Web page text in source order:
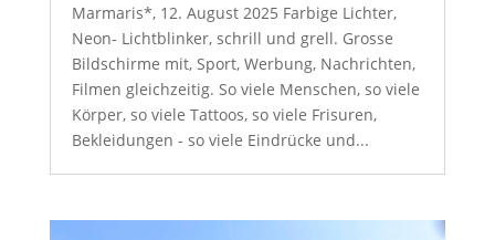
Marmaris*, 12. August 2025 Farbige Lichter,
Neon- Lichtblinker, schrill und grell. Grosse
Bildschirme mit, Sport, Werbung, Nachrichten,
Filmen gleichzeitig. So viele Menschen, so viele
Körper, so viele Tattoos, so viele Frisuren,
Bekleidungen - so viele Eindrücke und...